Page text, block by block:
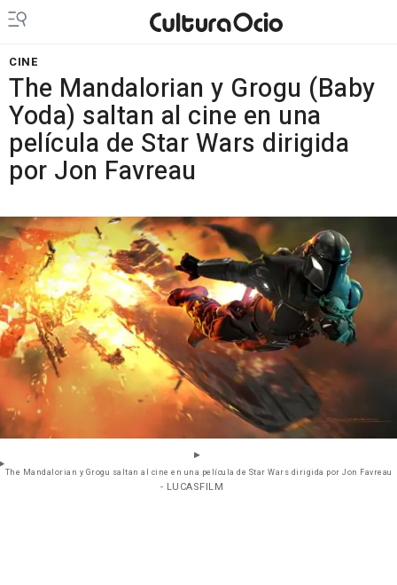
CINE
The Mandalorian y Grogu (Baby
Yoda) saltan al cine en una
película de Star Wars dirigida
por Jon Favreau
The Mandalorian y Grogu saltan al cine en una película de Star Wars dirigida por Jon Favreau
- LUCASFILM